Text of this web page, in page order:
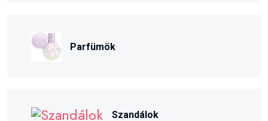
Parfümök
Szandálok